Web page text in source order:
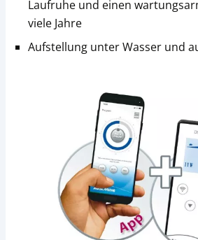
Laufruhe und einen
viele Jahre
Aufstellung unter Wasser und